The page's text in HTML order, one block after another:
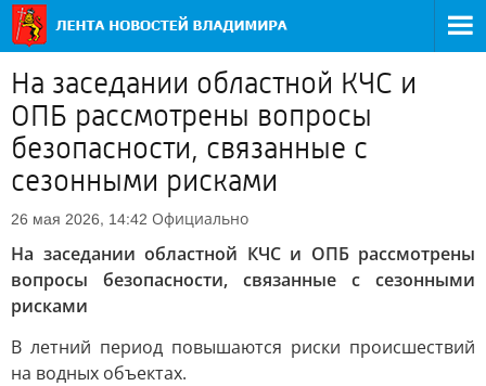
На заседании областной КЧС и
ОПБ рассмотрены вопросы
безопасности, связанные с
сезонными рисками
26 мая 2026, 14:42 Официально
На заседании областной КЧС и ОПБ рассмотрены
вопросы безопасности, связанные с сезонными
рисками
В летний период повышаются риски происшествий
на водных объектах.